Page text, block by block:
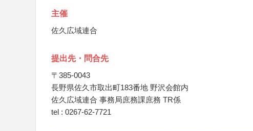
主催
佐久広域連合
提出先・問合先
〒385-0043
長野県佐久市取出町183番地 野沢会館内
佐久広域連合 事務局庶務課庶務 TR係
tel : 0267-62-7721